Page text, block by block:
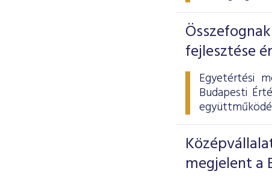
fejlesztése
Egyetértési
Budapesti
megjelent a